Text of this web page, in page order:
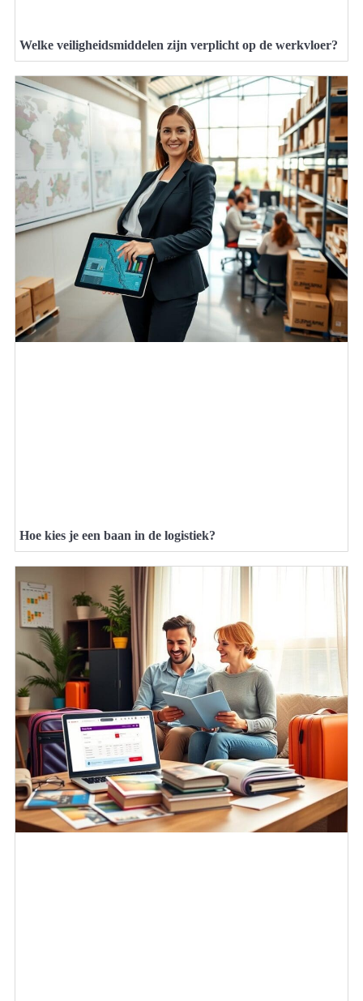
Welke veiligheidsmiddelen zijn verplicht op de werkvloer?
Hoe kies je een baan in de logistiek?